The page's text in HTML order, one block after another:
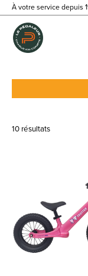
À votre service depuis
10 résultats